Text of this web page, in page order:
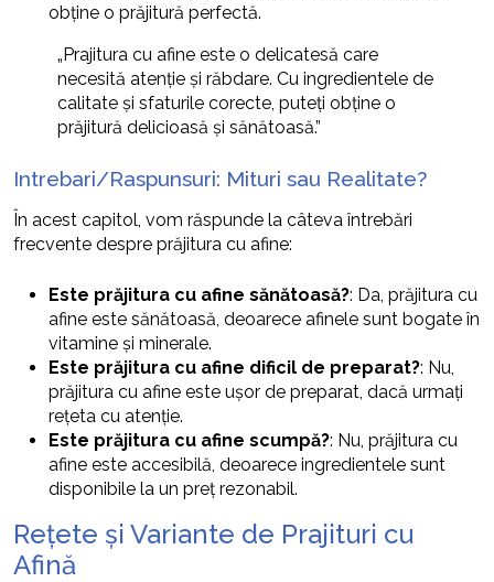
obține o prăjitură perfectă.
„Prajitura cu afine este o delicatesă care
necesită atenție și răbdare. Cu ingredientele de
calitate și sfaturile corecte, puteți obține o
prăjitură delicioasă și sănătoasă.”
Intrebari/Raspunsuri: Mituri sau Realitate?
În acest capitol, vom răspunde la câteva întrebări
frecvente despre prăjitura cu afine:
Este prăjitura cu afine sănătoasă?: Da, prăjitura cu
afine este sănătoasă, deoarece afinele sunt bogate în
vitamine și minerale.
Este prăjitura cu afine dificil de preparat?: Nu,
prăjitura cu afine este ușor de preparat, dacă urmați
rețeta cu atenție.
Este prăjitura cu afine scumpă?: Nu, prăjitura cu
afine este accesibilă, deoarece ingredientele sunt
disponibile la un preț rezonabil.
Rețete și Variante de Prajituri cu
Afină